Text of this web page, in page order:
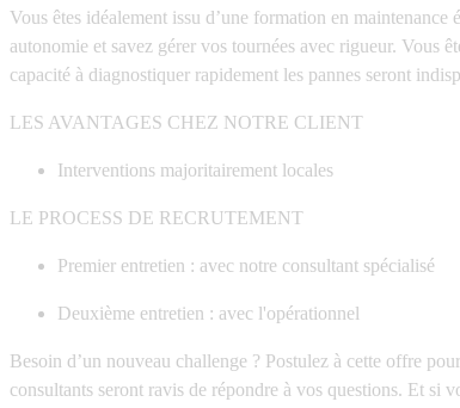
Vous êtes idéalement issu d’une formation en
autonomie et savez gérer vos tournées avec rigueur. Vous
capacité à diagnostiquer rapidement les pannes seront
LES AVANTAGES CHEZ NOTRE CLIENT
Interventions majoritairement locales
LE PROCESS DE RECRUTEMENT
Premier entretien : avec notre consultant spécialisé
Deuxième entretien : avec l'opérationnel
Besoin d’un nouveau challenge ? Postulez à cette offre
consultants seront ravis de répondre à vos questions. Et si